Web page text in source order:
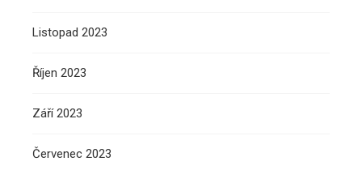
Listopad 2023
Říjen 2023
Září 2023
Červenec 2023